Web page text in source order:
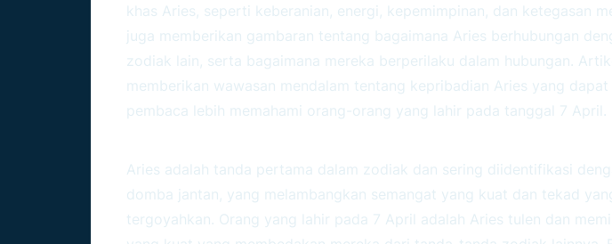
khas Aries, seperti keberanian, energi, kepemimpinan, dan ketegasan
juga memberikan gambaran tentang bagaimana Aries berhubungan
zodiak lain, serta bagaimana mereka berperilaku dalam hubungan.
memberikan wawasan mendalam tentang kepribadian Aries yang
pembaca lebih memahami orang-orang yang lahir pada tanggal 7 April.
Aries adalah tanda pertama dalam zodiak dan sering diidentifikasi
domba jantan, yang melambangkan semangat yang kuat dan tekad
tergoyahkan. Orang yang lahir pada 7 April adalah Aries tulen dan